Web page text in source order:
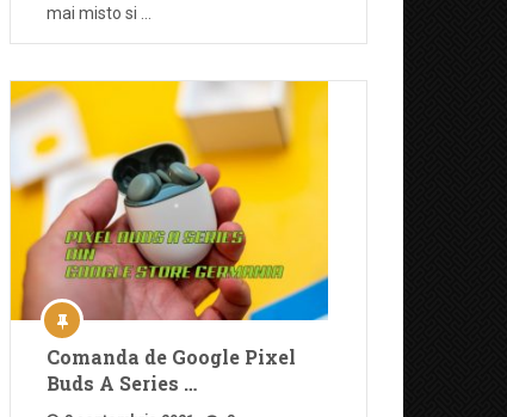
mai misto si …
Comanda de Google Pixel
Buds A Series …